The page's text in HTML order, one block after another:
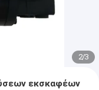
2/3
εκσκαφέων